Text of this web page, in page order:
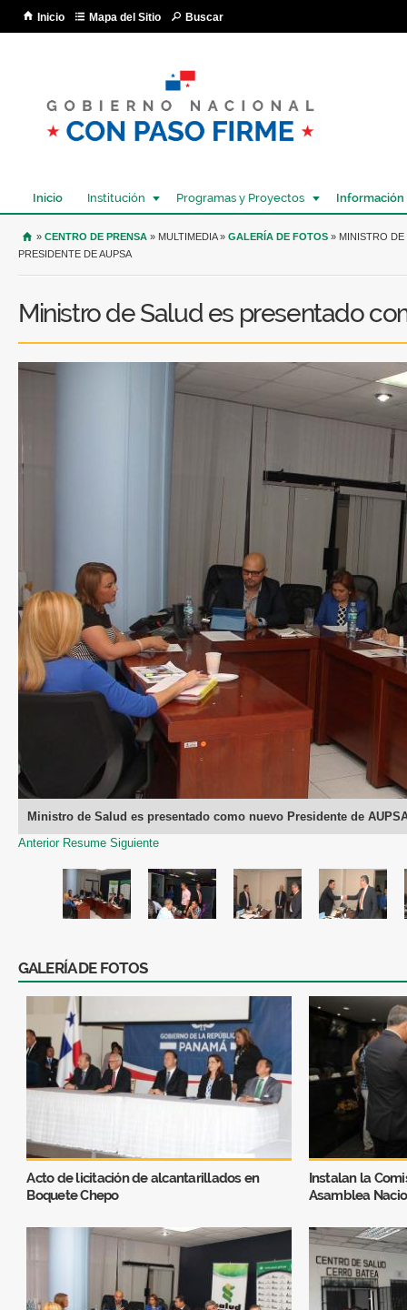
Inicio Mapa del Sitio Buscar
Inicio Institución Programas y Proyectos Información
USTED SE ENCUENTRA AQUÍ
» CENTRO DE PRENSA » MULTIMEDIA » GALERÍA DE FOTOS » MINISTRO DE
PRESIDENTE DE AUPSA
Ministro de Salud es presentado
Ministro de Salud es presentado como nuevo Presidente de
Anterior Resume Siguiente
GALERÍA DE FOTOS
Acto de licitación de alcantarillados en
Boquete Chepo
Instalan la
Asamblea